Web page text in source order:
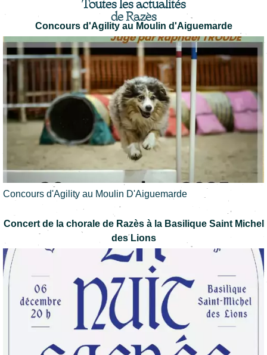
Toutes les actualités
de Razès
Concours d'Agility au Moulin d'Aiguemarde
Concours d'Agility au Moulin D'Aiguemarde
Concert de la chorale de Razès à la Basilique Saint Michel
des Lions